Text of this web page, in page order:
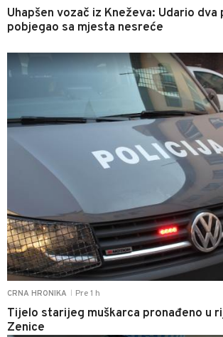
Uhapšen vozač iz Kneževa: Udario dva
pobjegao sa mjesta nesreće
CRNA HRONIKA Pre 1 h
Tijelo starijeg muškarca pronađeno u
Zenice